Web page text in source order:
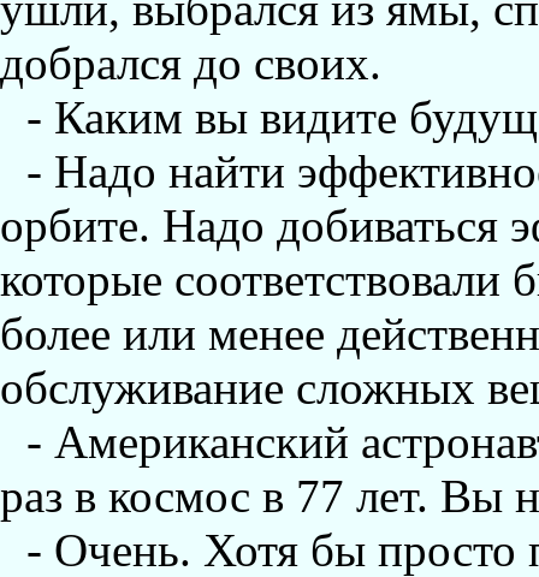
добрался до своих.
- Каким вы видите
- Надо найти
орбите. Надо добиваться
которые
более или менее
обслуживание сложных
- Американский
раз в космос в 77 лет. Вы
- Очень. Хотя бы просто